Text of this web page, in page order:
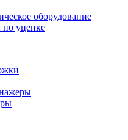
оборудование
уценке